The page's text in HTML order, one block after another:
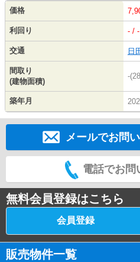
価格
利回り - / -
交通 日
間取り
(建物面積)
-
築年月
メールでお問
電話でお問
無料会員登録はこちら
会員登録
販売物件一覧